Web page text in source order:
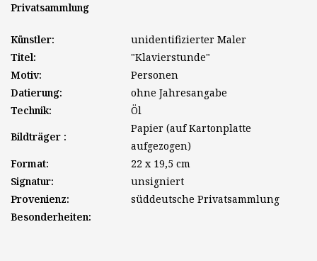
Privatsammlung
Künstler:
unidentifizierter Maler
Titel:
"Klavierstunde"
Motiv:
Personen
Datierung:
ohne Jahresangabe
Technik:
Öl
Bildträger :
Papier (auf Kartonplatte
aufgezogen)
Format:
22 x 19,5 cm
Signatur:
unsigniert
Provenienz:
süddeutsche Privatsammlung
Besonderheiten: